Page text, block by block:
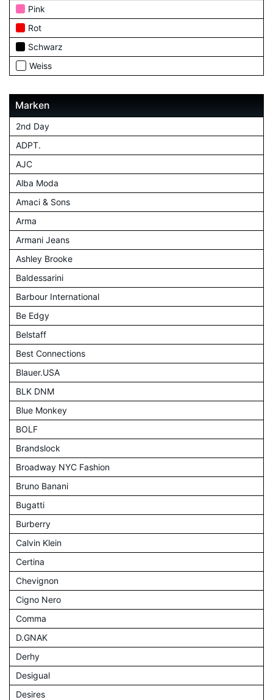
Pink
Rot
Schwarz
Weiss
Marken
2nd Day
ADPT.
AJC
Alba Moda
Amaci & Sons
Arma
Armani Jeans
Ashley Brooke
Baldessarini
Barbour International
Be Edgy
Belstaff
Best Connections
Blauer.USA
BLK DNM
Blue Monkey
BOLF
Brandslock
Broadway NYC Fashion
Bruno Banani
Bugatti
Burberry
Calvin Klein
Certina
Chevignon
Cigno Nero
Comma
D.GNAK
Derhy
Desigual
Desires